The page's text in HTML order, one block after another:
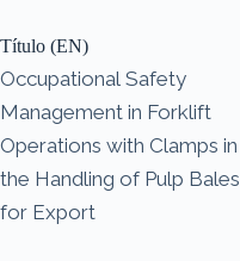
Título (EN)
Occupational Safety
Management in Forklift
Operations with Clamps in
the Handling of Pulp Bales
for Export